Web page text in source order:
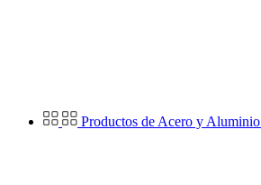
Productos de Acero y Aluminio